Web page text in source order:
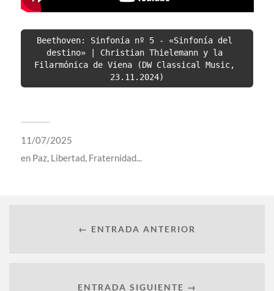
Beethoven: Sinfonía nº 5 - «Sinfonía del
destino» | Christian Thielemann y la
Filarmónica de Viena (DW Classical Music,
23.11.2024)
11/07/2025
en Paz, Libertad, Fraternidad...
← ENTRADA ANTERIOR
ENTRADA SIGUIENTE →